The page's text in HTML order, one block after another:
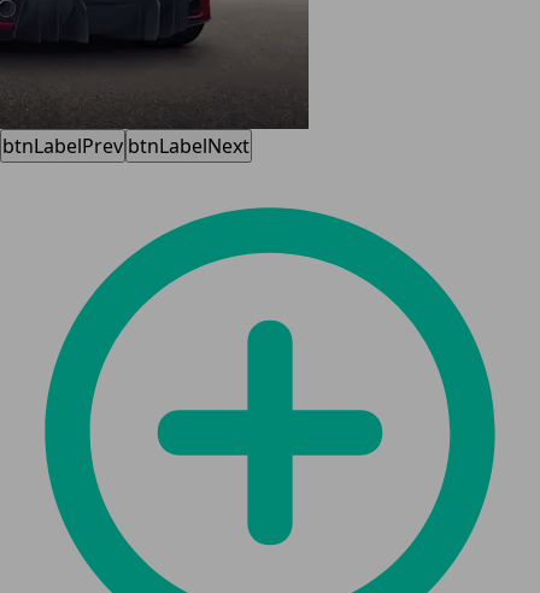
btnLabelPrev btnLabelNext